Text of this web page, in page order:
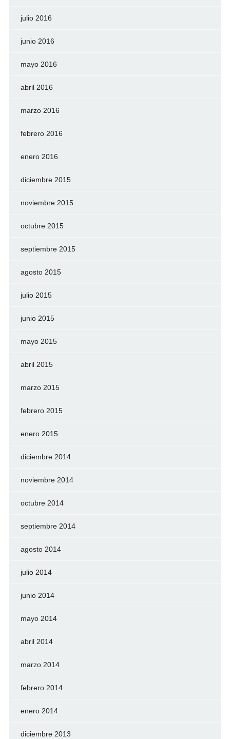
julio 2016
junio 2016
mayo 2016
abril 2016
marzo 2016
febrero 2016
enero 2016
diciembre 2015
noviembre 2015
octubre 2015
septiembre 2015
agosto 2015
julio 2015
junio 2015
mayo 2015
abril 2015
marzo 2015
febrero 2015
enero 2015
diciembre 2014
noviembre 2014
octubre 2014
septiembre 2014
agosto 2014
julio 2014
junio 2014
mayo 2014
abril 2014
marzo 2014
febrero 2014
enero 2014
diciembre 2013